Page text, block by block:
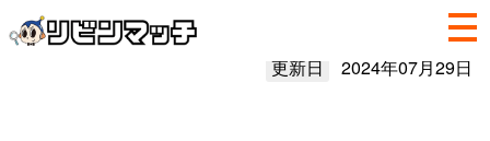
更新日 2024年07月29日